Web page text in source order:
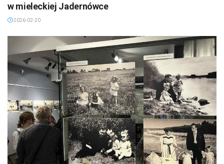
w mieleckiej Jadernówce
2026-02-20